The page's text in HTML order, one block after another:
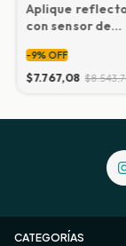
Aplique
con sensor de
-9% OFF
$7.767,08
CATEGORÍAS